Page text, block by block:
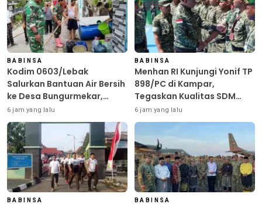
BABINSA
Kodim 0603/Lebak
Salurkan Bantuan Air Bersih
ke Desa Bungurmekar,
Ringankan Beban Warga
Terdampak Kemarau
6 jam yang lalu
BABINSA
Menhan RI Kunjungi Yonif TP
898/PC di Kampar,
Tegaskan Kualitas SDM
Kunci Kekuatan TNI
6 jam yang lalu
BABINSA BABINSA